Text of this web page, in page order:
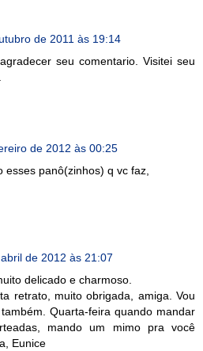
de 2011 às 19:14
seu comentario. Visitei seu
de 2012 às 00:25
esses panô(zinhos) q vc faz,
de 2012 às 21:07
delicado e charmoso.
retrato, muito obrigada, amiga. Vou
Quarta-feira quando mandar
mando um mimo pra você
Eunice